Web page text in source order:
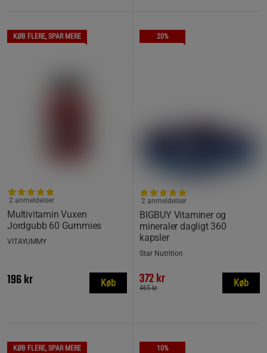
KØB FLERE, SPAR MERE
Multivitamin Vuxen
Jordgubb 60 Gummies
2 anmeldelser
VITAYUMMY
196 kr Køb
20%
BIGBUY Vitaminer og
mineraler dagligt 360
kapsler
2 anmeldelser
Star Nutrition
372 kr
465 kr Køb
KØB FLERE, SPAR MERE 10%